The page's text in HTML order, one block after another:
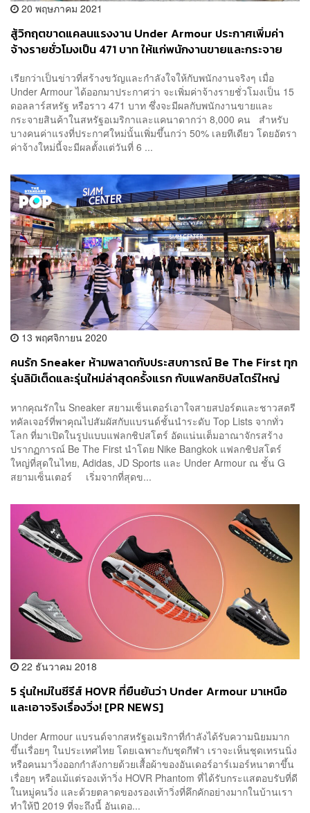
20 พฤษภาคม 2021
สู้วิกฤตขาดแคลนแรงงาน Under Armour ประกาศเพิ่มค่า
จ้างรายชั่วโมงเป็น 471 บาท ให้แก่พนักงานขายและกระจาย
เรียกว่าเป็นข่าวที่สร้างขวัญและกำลังใจให้กับพนักงานจริงๆ เมื่อ
Under Armour ได้ออกมาประกาศว่า จะเพิ่มค่าจ้างรายชั่วโมงเป็น 15
ดอลลาร์สหรัฐ หรือราว 471 บาท ซึ่งจะมีผลกับพนักงานขายและ
กระจายสินค้าในสหรัฐอเมริกาและแคนาดากว่า 8,000 คน สำหรับ
บางคนค่าแรงที่ประกาศใหม่นั้นเพิ่มขึ้นกว่า 50% เลยทีเดียว โดยอัตรา
ค่าจ้างใหม่นี้จะมีผลตั้งแต่วันที่ 6 ...
13 พฤศจิกายน 2020
คนรัก Sneaker ห้ามพลาดกับประสบการณ์ Be The First ทุก
รุ่นลิมิเต็ดและรุ่นใหม่ล่าสุดครั้งแรก กับแฟลกชิปสโตร์ใหญ่
หากคุณรักใน Sneaker สยามเซ็นเตอร์เอาใจสายสปอร์ตและชาวสตรี
ทคัลเจอร์ที่พาคุณไปสัมผัสกับแบรนด์ชั้นนำระดับ Top Lists จากทั่ว
โลก ที่มาเปิดในรูปแบบแฟลกชิปสโตร์ อัดแน่นเต็มอาณาจักรสร้าง
ปรากฏการณ์ Be The First นำโดย Nike Bangkok แฟลกชิปสโตร์
ใหญ่ที่สุดในไทย, Adidas, JD Sports และ Under Armour ณ ชั้น G
สยามเซ็นเตอร์ เริ่มจากที่สุดข...
22 ธันวาคม 2018
5 รุ่นใหม่ในซีรีส์ HOVR ที่ยืนยันว่า Under Armour มาเหนือ
และเอาจริงเรื่องวิ่ง! [PR NEWS]
Under Armour แบรนด์จากสหรัฐอเมริกาที่กำลังได้รับความนิยมมาก
ขึ้นเรื่อยๆ ในประเทศไทย โดยเฉพาะกับชุดกีฬา เราจะเห็นชุดเทรนนิ่ง
หรือคนมาวิ่งออกกำลังกายด้วยเสื้อผ้าของอันเดอร์อาร์เมอร์หนาตาขึ้น
เรื่อยๆ หรือแม้แต่รองเท้าวิ่ง HOVR Phantom ที่ได้รับกระแสตอบรับที่ดี
ในหมู่คนวิ่ง และด้วยตลาดของรองเท้าวิ่งที่คึกคักอย่างมากในบ้านเรา
ทำให้ปี 2019 ที่จะถึงนี้ อันเดอ...